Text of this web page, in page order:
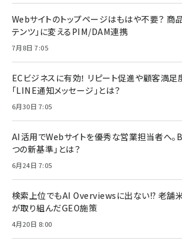
Webサイトのトップページはもはや不要？ 商
テンツ」に変えるPIM/DAM連携
7月8日 7:05
ECビジネスに有効！ リピート促進や顧客満
「LINE通知メッセージ」とは？
6月30日 7:05
AI活用でWebサイトを優秀な営業担当者へ。
つの新基準」とは？
6月24日 7:05
検索上位でもAI Overviewsに出ない!? 老舗
が取り組んだGEO施策
4月20日 8:00